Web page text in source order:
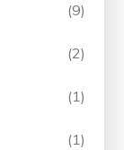
(9)
(2)
(1)
(1)